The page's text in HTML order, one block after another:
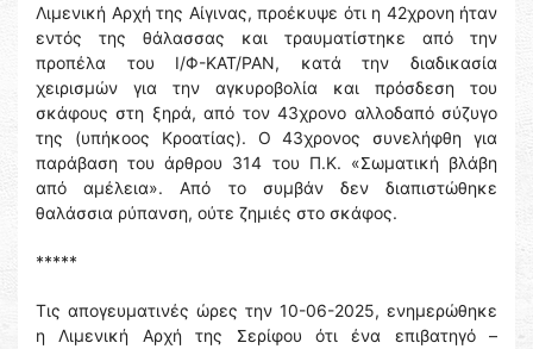
Λιμενική Αρχή της Αίγινας, προέκυψε ότι η 42χρονη ήταν
εντός της θάλασσας και τραυματίστηκε από την
προπέλα του Ι/Φ-ΚΑΤ/ΡΑΝ, κατά την διαδικασία
χειρισμών για την αγκυροβολία και πρόσδεση του
σκάφους στη ξηρά, από τον 43χρονο αλλοδαπό σύζυγο
της (υπήκοος Κροατίας). Ο 43χρονος συνελήφθη για
παράβαση του άρθρου 314 του Π.Κ. «Σωματική βλάβη
από αμέλεια». Από το συμβάν δεν διαπιστώθηκε
θαλάσσια ρύπανση, ούτε ζημιές στο σκάφος.
*****
Τις απογευματινές ώρες την 10-06-2025, ενημερώθηκε
η Λιμενική Αρχή της Σερίφου ότι ένα επιβατηγό –